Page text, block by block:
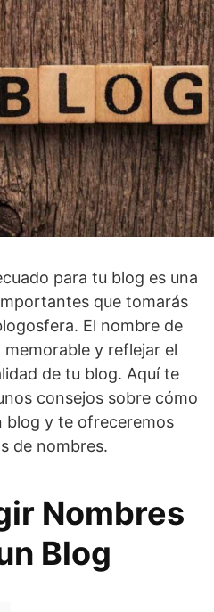
para tu blog es una
que tomarás
El nombre de
y reflejar el
de tu blog. Aquí te
consejos sobre cómo
blog y te ofreceremos
de nombres.
Nombres
Blog